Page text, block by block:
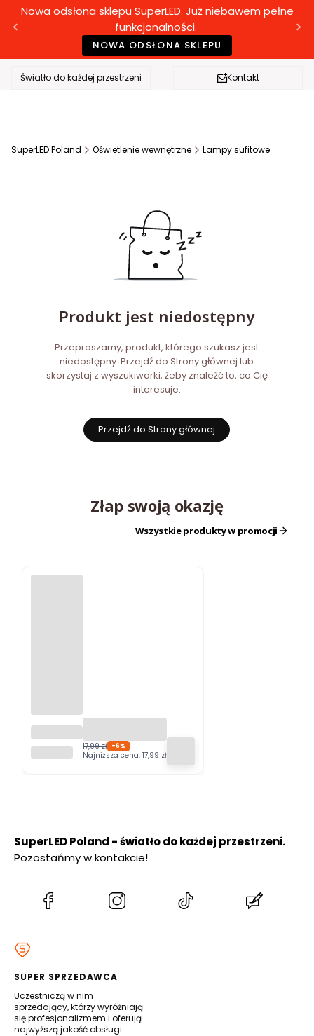
Nowa odsłona sklepu SuperLED. Już niebawem pełne
funkcjonalności.
NOWA ODSŁONA SKLEPU
Światło do każdej przestrzeni Kontakt
SuperLED Poland Oświetlenie wewnętrzne Lampy sufitowe
Produkt jest niedostępny
Przepraszamy, produkt, którego szukasz jest
niedostępny. Przejdź do Strony głównej lub
skorzystaj z wyszukiwarki, żeby znaleźć to, co Cię
interesuje.
Przejdź do Strony głównej
Złap swoją okazję
Wszystkie produkty w promocji
natynko
wa SPOTI
17,99 zł -6%
Najniższa cena: 17,99 zł
SuperLED Poland - światło do każdej przestrzeni.
Pozostańmy w kontakcie!
(Otwiera
(Otwiera
(Otwiera
SUPER SPRZEDAWCA
Uczestniczą w nim
sprzedający, którzy wyróżniają
się profesjonalizmem i oferują
najwyższą jakość obsługi.